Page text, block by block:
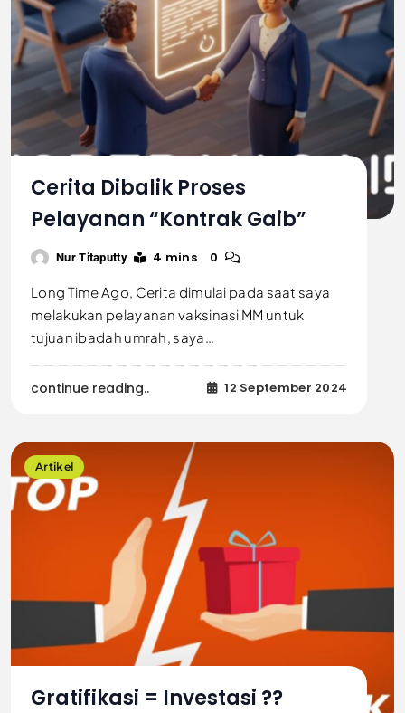
Cerita Dibalik Proses
Pelayanan “Kontrak Gaib”
Nur Titaputty 4 mins
0
Long Time Ago, Cerita dimulai pada saat saya
melakukan pelayanan vaksinasi MM untuk
tujuan ibadah umrah, saya…
continue reading.. 12 September 2024
Artikel
Gratifikasi = Investasi ??